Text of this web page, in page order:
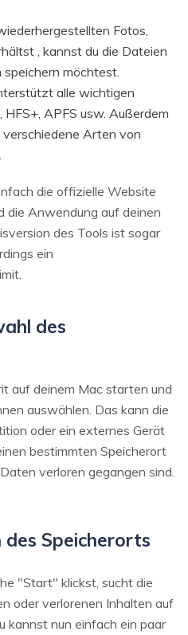
Fotos,
, kannst du die Dateien
möchtest.
alle wichtigen
APFS usw. Außerdem
Arten von
die offizielle Website
die Anwendung auf deinen
des Tools ist sogar
ein
des
auf deinem Mac starten und
auswählen. Das kann die
oder ein externes Gerät
bestimmten Speicherort
verloren gegangen sind.
des Speicherorts
"Start" klickst, sucht die
oder verlorenen Inhalten auf
kannst nun einfach ein paar